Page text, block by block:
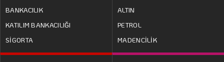
BANKACILIK
KATILIM BANKACILIĞI
SİGORTA
ALTIN
PETROL
MADENCİLİK